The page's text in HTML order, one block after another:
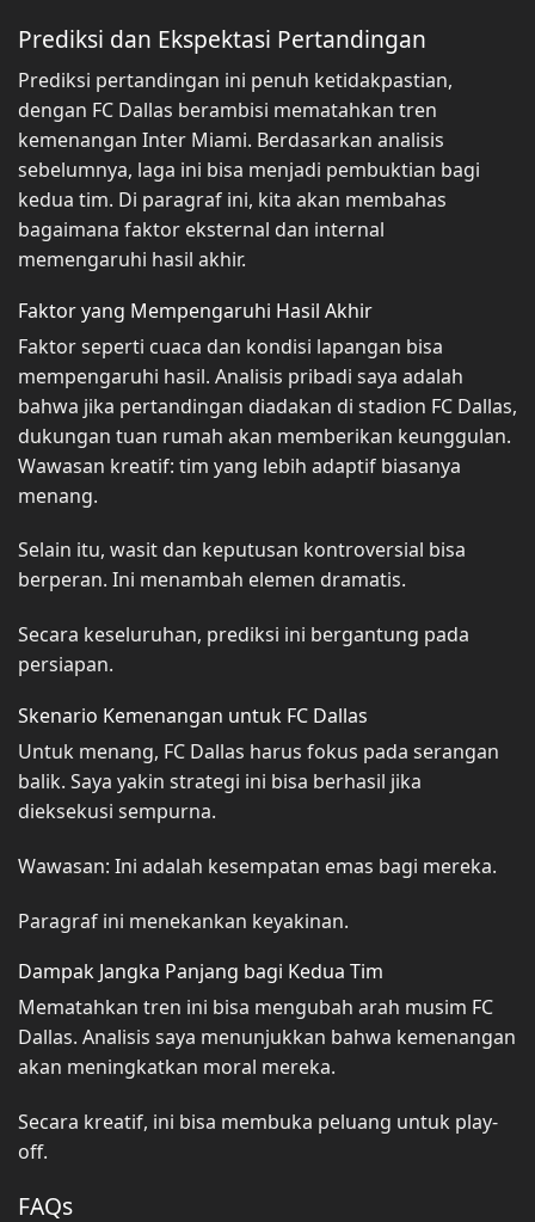
Prediksi dan Ekspektasi Pertandingan
Prediksi pertandingan ini penuh ketidakpastian,
dengan FC Dallas berambisi mematahkan tren
kemenangan Inter Miami. Berdasarkan analisis
sebelumnya, laga ini bisa menjadi pembuktian bagi
kedua tim. Di paragraf ini, kita akan membahas
bagaimana faktor eksternal dan internal
memengaruhi hasil akhir.
Faktor yang Mempengaruhi Hasil Akhir
Faktor seperti cuaca dan kondisi lapangan bisa
mempengaruhi hasil. Analisis pribadi saya adalah
bahwa jika pertandingan diadakan di stadion FC Dallas,
dukungan tuan rumah akan memberikan keunggulan.
Wawasan kreatif: tim yang lebih adaptif biasanya
menang.
Selain itu, wasit dan keputusan kontroversial bisa
berperan. Ini menambah elemen dramatis.
Secara keseluruhan, prediksi ini bergantung pada
persiapan.
Skenario Kemenangan untuk FC Dallas
Untuk menang, FC Dallas harus fokus pada serangan
balik. Saya yakin strategi ini bisa berhasil jika
dieksekusi sempurna.
Wawasan: Ini adalah kesempatan emas bagi mereka.
Paragraf ini menekankan keyakinan.
Dampak Jangka Panjang bagi Kedua Tim
Mematahkan tren ini bisa mengubah arah musim FC
Dallas. Analisis saya menunjukkan bahwa kemenangan
akan meningkatkan moral mereka.
Secara kreatif, ini bisa membuka peluang untuk play-
off.
FAQs